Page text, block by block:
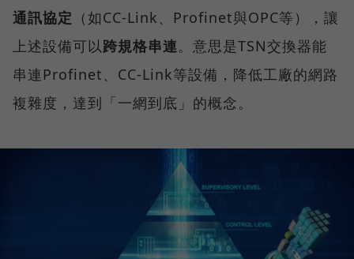
通訊協定 （如CC-Link、Profinet與OPC等），讓
上述設備可以跨規格串連。意思是TSN交換器能
串連Profinet、CC-Link等設備，降低工廠的網路
複雜度，達到「一網到底」的概念。